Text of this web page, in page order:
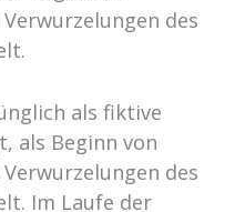
des
als fiktive
als Beginn von
des
Im Laufe der